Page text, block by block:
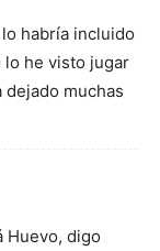
habría incluido
lo he visto jugar
dejado muchas
Huevo, digo